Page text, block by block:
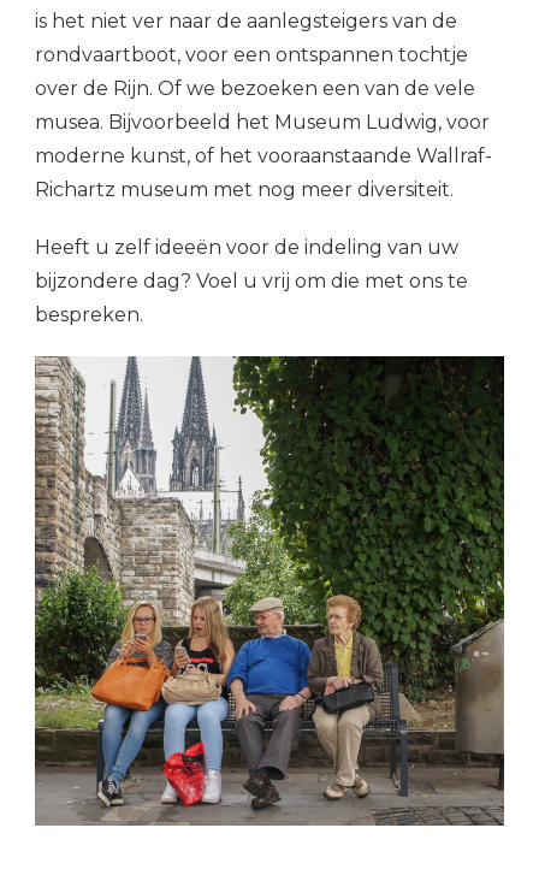
is het niet ver naar de aanlegsteigers van de
rondvaartboot, voor een ontspannen tochtje
over de Rijn. Of we bezoeken een van de vele
musea. Bijvoorbeeld het Museum Ludwig, voor
moderne kunst, of het vooraanstaande Wallraf-
Richartz museum met nog meer diversiteit.
Heeft u zelf ideeën voor de indeling van uw
bijzondere dag? Voel u vrij om die met ons te
bespreken.